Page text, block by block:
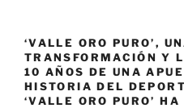
‘VALLE ORO PURO’,
TRANSFORMACIÓN Y
10 AÑOS DE UNA
HISTORIA DEL
‘VALLE ORO PURO’